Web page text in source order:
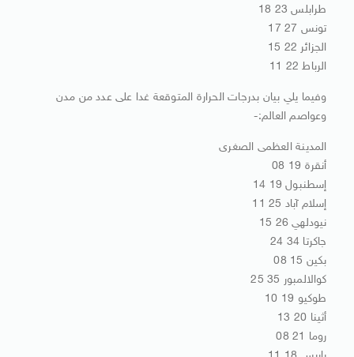
طرابلس 23 18
تونس 27 17
الجزائر 22 15
الرباط 22 11
وفيما يلي بيان بدرجات الحرارة المتوقعة غدا على عدد من مدن
وعواصم العالم:-
المدينة العظمى الصغرى
أنقرة 19 08
إسطنبول 19 14
إسلام آباد 25 11
نيودلهي 26 15
جاكرتا 34 24
بكين 15 08
كوالالمبور 35 25
طوكيو 19 10
أثينا 20 13
روما 21 08